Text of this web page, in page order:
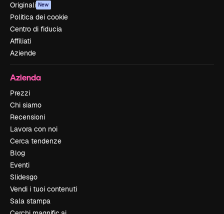
Originali New
Politica dei cookie
Centro di fiducia
Affiliati
Aziende
Azienda
Prezzi
Chi siamo
Recensioni
Lavora con noi
Cerca tendenze
Blog
Eventi
Slidesgo
Vendi i tuoi contenuti
Sala stampa